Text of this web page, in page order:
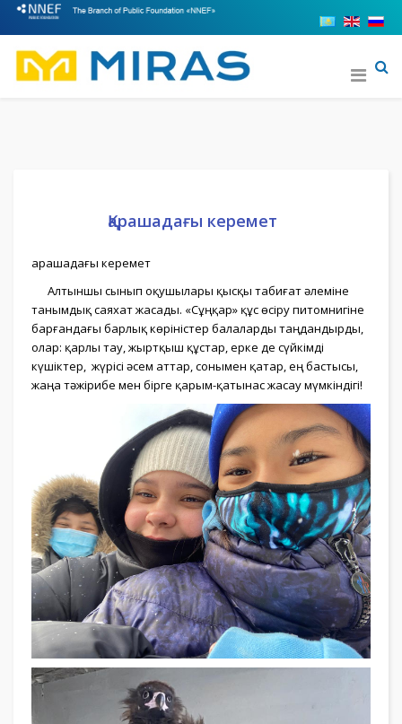
Қарашадағы керемет
Қарашадағы керемет
Алтыншы сынып оқушылары қысқы табиғат әлеміне
танымдық саяхат жасады. «Сұңқар» құс өсіру питомнигіне
барғандағы барлық көріністер балаларды таңдандырды,
олар: қарлы тау, жыртқыш құстар, ерке де сүйкімді
күшіктер, жүрісі әсем аттар, сонымен қатар, ең бастысы,
жаңа тәжірибе мен бірге қарым-қатынас жасау мүмкіндігі!